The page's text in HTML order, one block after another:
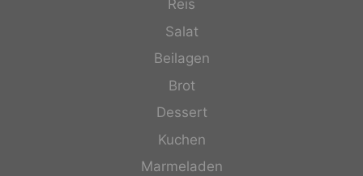
Reis
Salat
Beilagen
Brot
Dessert
Kuchen
Marmeladen